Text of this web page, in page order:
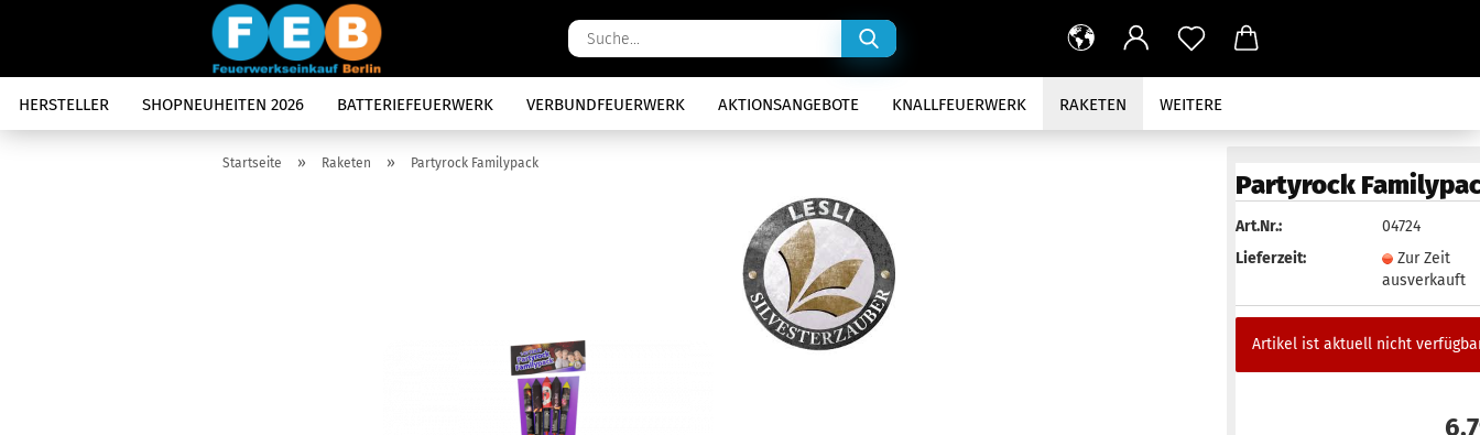
Suche...
HERSTELLER SHOPNEUHEITEN 2026 BATTERIEFEUERWERK VERBUNDFEUERWERK AKTIONSANGEBOTE KNALLFEUERWERK RAKETEN WEITERE
Startseite » Raketen » Partyrock Familypack
Partyrock
Art.Nr.:
04724
Lieferzeit:
Zur Zeit
ausverkauft
Artikel ist aktuell nicht